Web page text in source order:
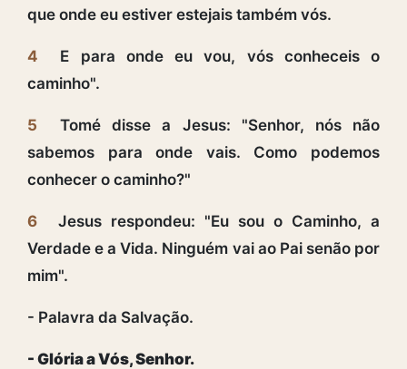
que onde eu estiver estejais também vós.
4
E para onde eu vou, vós conheceis o
caminho".
5
Tomé disse a Jesus: "Senhor, nós não
sabemos para onde vais. Como podemos
conhecer o caminho?"
6
Jesus respondeu: "Eu sou o Caminho, a
Verdade e a Vida. Ninguém vai ao Pai senão por
mim".
- Palavra da Salvação.
- Glória a Vós, Senhor.